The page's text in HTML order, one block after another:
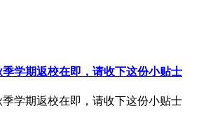
学期返校在即，请收下这份小贴士
学期返校在即，请收下这份小贴士